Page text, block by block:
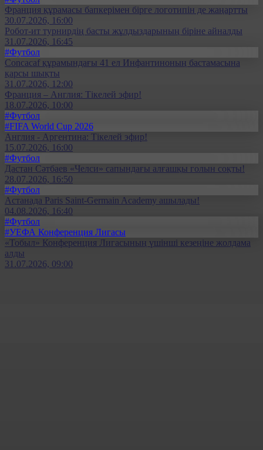
Франция құрамасы бапкерімен бірге логотипін де жаңартты
30.07.2026, 16:00
Робот-ит турнирдің басты жұлдыздарының біріне айналды
31.07.2026, 16:45
#Футбол
Concacaf құрамындағы 41 ел Инфантиноның бастамасына
қарсы шықты
31.07.2026, 12:00
Франция – Англия: Тікелей эфир!
18.07.2026, 10:00
#Футбол
#FIFA World Cup 2026
Англия - Аргентина: Тікелей эфир!
15.07.2026, 16:00
#Футбол
Дастан Сәтбаев «Челси» сапындағы алғашқы голын соқты!
28.07.2026, 16:50
#Футбол
Астанада Paris Saint-Germain Academy ашылады!
04.08.2026, 16:40
#Футбол
#УЕФА Конференция Лигасы
«Тобыл» Конференция Лигасының үшінші кезеңіне жолдама
алды
31.07.2026, 09:00